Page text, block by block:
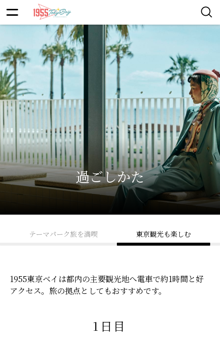
過ごしかた
テーマパーク旅を満喫 東京観光も楽しむ
1955東京ベイは都内の主要観光地へ電車で約1時間と好
アクセス。旅の拠点としてもおすすめです。
1日目